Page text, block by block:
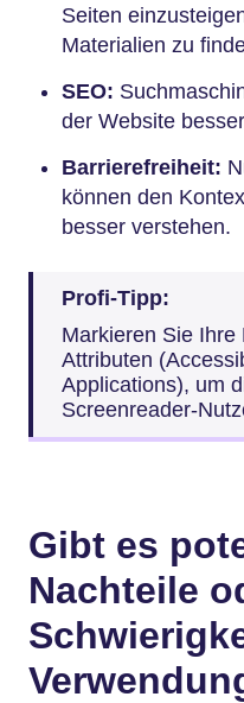
Seiten
Materialien zu
SEO:
der Website
Barrierefreiheit:
können den
besser verstehen.
Profi-Tipp:
Markieren Sie Ihre
Attributen
Applications), um
Screenreader-
Gibt es
Nachteile